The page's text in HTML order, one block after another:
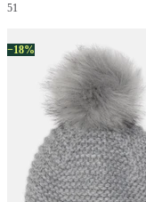
51
−18%